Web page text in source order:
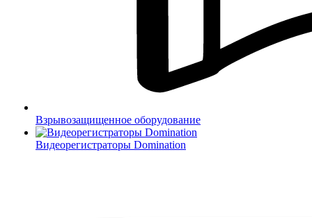
Взрывозащищенное оборудование
Видеорегистраторы Domination